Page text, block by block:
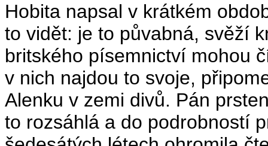
Hobita napsal v krátkém
to vidět: je to půvabná, svěží
britského písemnictví mohou
v nich najdou to svoje,
Alenku v zemi divů. Pán
to rozsáhlá a do podrobností